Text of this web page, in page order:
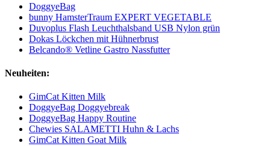
DoggyeBag
bunny HamsterTraum EXPERT VEGETABLE
Duvoplus Flash Leuchthalsband USB Nylon grün
Dokas Löckchen mit Hühnerbrust
Belcando® Vetline Gastro Nassfutter
Neuheiten:
GimCat Kitten Milk
DoggyeBag Doggyebreak
DoggyeBag Happy Routine
Chewies SALAMETTI Huhn & Lachs
GimCat Kitten Goat Milk